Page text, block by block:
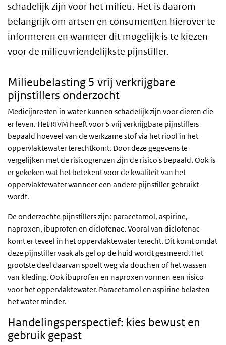
schadelijk zijn voor het milieu. Het is daarom
belangrijk om artsen en consumenten hierover te
informeren en wanneer dit mogelijk is te kiezen
voor de milieuvriendelijkste pijnstiller.
Milieubelasting 5 vrij verkrijgbare
pijnstillers onderzocht
Medicijnresten in water kunnen schadelijk zijn voor dieren die
er leven. Het RIVM heeft voor 5 vrij verkrijgbare pijnstillers
bepaald hoeveel van de werkzame stof via het riool in het
oppervlaktewater terechtkomt. Door deze gegevens te
vergelijken met de risicogrenzen zijn de risico's bepaald. Ook is
er gekeken wat het betekent voor de kwaliteit van het
oppervlaktewater wanneer een andere pijnstiller gebruikt
wordt.
De onderzochte pijnstillers zijn: paracetamol, aspirine,
naproxen, ibuprofen en diclofenac. Vooral van diclofenac
komt er teveel in het oppervlaktewater terecht. Dit komt omdat
deze pijnstiller vaak als gel op de huid wordt gesmeerd. Het
grootste deel daarvan spoelt weg via douchen of het wassen
van kleding. Ook ibuprofen en naproxen vormen een risico
voor het oppervlaktewater. Paracetamol en aspirine belasten
het water minder.
Handelingsperspectief: kies bewust en
gebruik gepast